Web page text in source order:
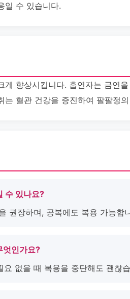
일 수 있습니다.
게 향상시킵니다. 흡연자는 금연
는 혈관 건강을 증진하여 팔팔정
수 있나요?
권장하며, 공복에도 복용 가능합
엇인가요?
요 없을 때 복용을 중단해도 괜찮